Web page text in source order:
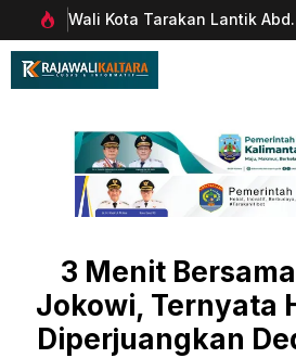
Langsung
ke
Wali Kota Tarakan Lantik
sebagai Sekda
3 Menit
Jokowi, Ternyata
Diperjuangkan